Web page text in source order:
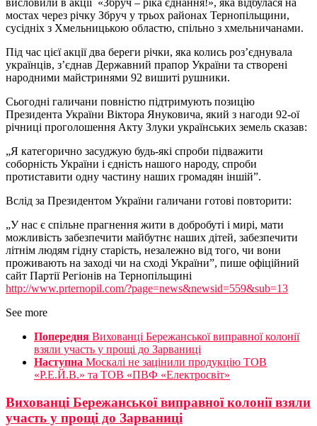
висловили в акції «Збруч – ріка єднання!», яка відбулася на
мостах через річку Збруч у трьох районах Тернопільщини,
сусідніх з Хмельницькою областю, спільно з хмельничанами.
Під час цієї акції два береги річки, яка колись роз’єднувала
українців, з’єднав Державний прапор України та створені
народними майстринями 92 вишиті рушники.
Сьогодні галичани повністю підтримують позицію
Президента України Віктора Януковича, який з нагоди 92-ої
річниці проголошення Акту Злуки українських земель сказав:
„Я категорично засуджую будь-які спроби підважити
соборність України і єдність нашого народу, спроби
протиставити одну частину наших громадян іншій”.
Вслід за Президентом України галичани готові повторити:
„У нас є спільне прагнення жити в добробуті і мирі, мати
можливість забезпечити майбутнє наших дітей, забезпечити
літнім людям гідну старість, незалежно від того, чи вони
проживають на заході чи на сході України”, пише офіційний
сайт Партії Регіонів на Тернопільщині
http://www.prternopil.com/?page=news&newsid=559&sub=13
See more
Попередня Вихованці Бережанської виправної колонії
взяли участь у прощі до Зарваниці
Наступна Москалі не зацінили продукцію ТОВ
«Р.Е.Й.В.» та ТОВ «ПВФ «Електросвіт»
Вихованці Бережанської виправної колонії взяли
участь у прощі до Зарваниці